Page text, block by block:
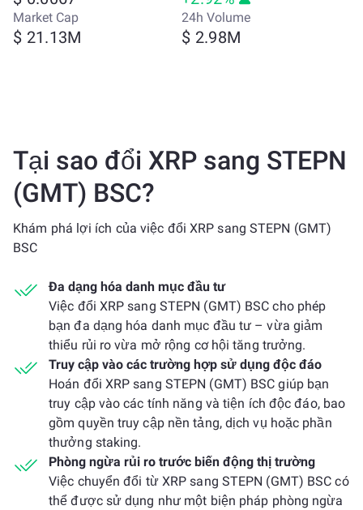
Market Cap
$ 21.13M
24h Volume
$ 2.98M
Tại sao đổi XRP sang STEPN
(GMT) BSC?
Khám phá lợi ích của việc đổi XRP sang STEPN (GMT)
BSC
Đa dạng hóa danh mục đầu tư
Việc đổi XRP sang STEPN (GMT) BSC cho phép
bạn đa dạng hóa danh mục đầu tư – vừa giảm
thiểu rủi ro vừa mở rộng cơ hội tăng trưởng.
Truy cập vào các trường hợp sử dụng độc đáo
Hoán đổi XRP sang STEPN (GMT) BSC giúp bạn
truy cập vào các tính năng và tiện ích độc đáo, bao
gồm quyền truy cập nền tảng, dịch vụ hoặc phần
thưởng staking.
Phòng ngừa rủi ro trước biến động thị trường
Việc chuyển đổi từ XRP sang STEPN (GMT) BSC có
thể được sử dụng như một biện pháp phòng ngừa